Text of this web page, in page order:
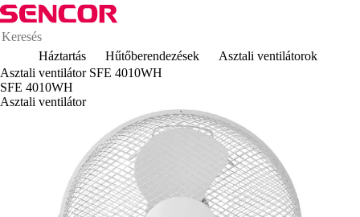
Háztartás Hűtőberendezések
Asztali ventilátorok
Asztali ventilátor SFE 4010WH
SFE 4010WH
Asztali ventilátor